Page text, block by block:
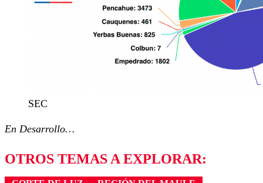
SEC
En Desarrollo…
OTROS TEMAS A EXPLORAR: